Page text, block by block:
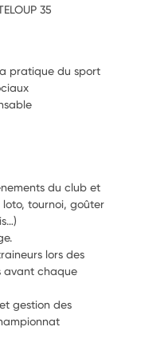
35
pratique du sport
du club et
loto, tournoi, goûter
lors des
avant chaque
gestion des